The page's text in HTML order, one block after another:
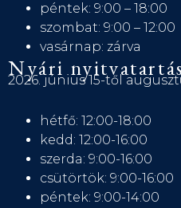
péntek: 9:00 – 18:00
szombat: 9:00 – 12:00
vasárnap: zárva
Nyári nyitvatartás
2026. június 15-től
hétfő: 12:00-18:00
kedd: 12:00-16:00
szerda: 9:00-16:00
csütörtök: 9:00-16:00
péntek: 9:00-14:00